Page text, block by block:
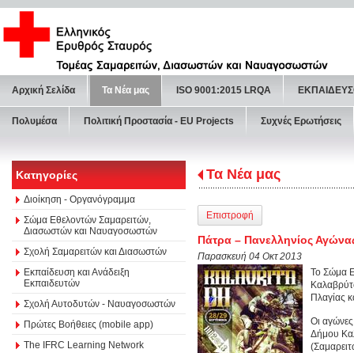
Αρχική Σελίδα Τα Νέα μας ISO 9001:2015 LRQA
Πολυμέσα Πολιτική Προστασία - ΕU Projects Συχνές Ερωτήσεις
Κατηγορίες
Διοίκηση - Οργανόγραμμα
Σώμα Εθελοντών Σαμαρειτών,
Διασωστών και Ναυαγοσωστών
Σχολή Σαμαρειτών και Διασωστών
Εκπαίδευση και Ανάδειξη
Εκπαιδευτών
Σχολή Αυτοδυτών - Ναυαγοσωστών
Πρώτες Βοήθειες (mobile app)
The IFRC Learning Network
Τα Νέα μας
Επιστροφή
Πάτρα – Πανελληνίος
Παρασκευή 04 Οκτ 2013
Το Σώμα
Πλαγίας
Οι
Δήμου